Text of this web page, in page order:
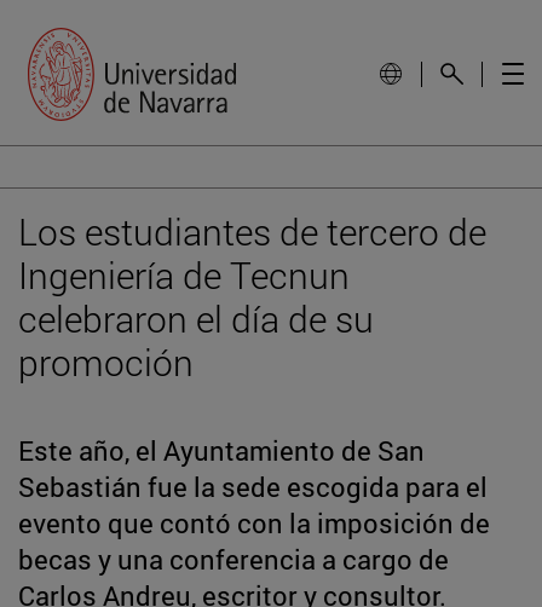
Los estudiantes de tercero de
Ingeniería de Tecnun
celebraron el día de su
promoción
Este año, el Ayuntamiento de San
Sebastián fue la sede escogida para el
evento que contó con la imposición de
becas y una conferencia a cargo de
Carlos Andreu, escritor y consultor.